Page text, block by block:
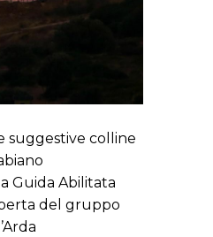
suggestive colline
Guida Abilitata
del gruppo